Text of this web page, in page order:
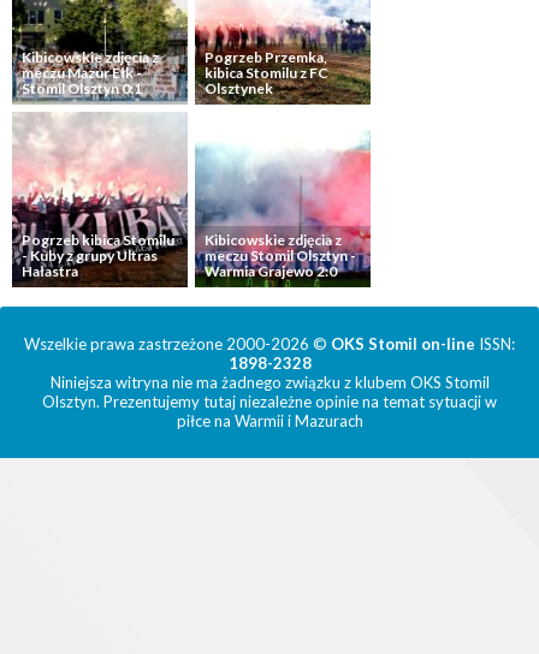
Kibicowskie zdjęcia z
meczu Mazur Ełk -
Stomil Olsztyn 0:1
Pogrzeb Przemka,
kibica Stomilu z FC
Olsztynek
Pogrzeb kibica Stomilu
- Kuby z grupy Ultras
Hałastra
Kibicowskie zdjęcia z
meczu Stomil Olsztyn -
Warmia Grajewo 2:0
Wszelkie prawa zastrzeżone 2000-2026 © OKS Stomil on-line ISSN:
1898-2328
Niniejsza witryna nie ma żadnego związku z klubem OKS Stomil
Olsztyn. Prezentujemy tutaj niezależne opinie na temat sytuacji w
piłce na Warmii i Mazurach